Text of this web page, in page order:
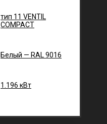
тип 11 VENTIL
COMPACT
Белый — RAL 9016
1.196 кВт